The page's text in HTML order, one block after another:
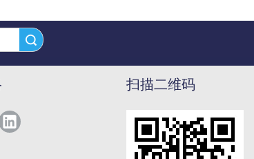
扫描二维码